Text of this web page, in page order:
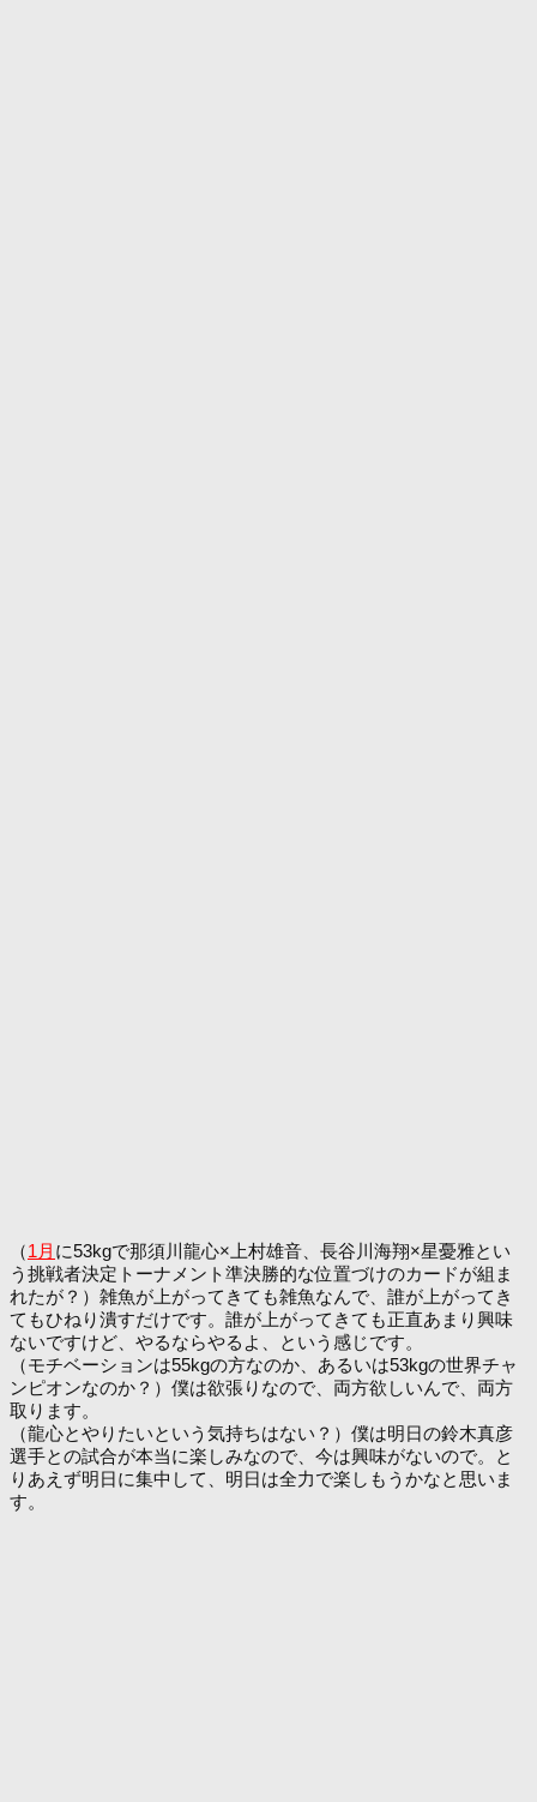
（1月 に53kgで那須川龍心×上村雄音、長谷川海翔×星憂雅とい
う挑戦者決定トーナメント準決勝的な位置づけのカードが組ま
れたが？）雑魚が上がってきても雑魚なんで、誰が上がってき
てもひねり潰すだけです。誰が上がってきても正直あまり興味
ないですけど、やるならやるよ、という感じです。
（モチベーションは55kgの方なのか、あるいは53kgの世界チャ
ンピオンなのか？）僕は欲張りなので、両方欲しいんで、両方
取ります。
（龍心とやりたいという気持ちはない？）僕は明日の鈴木真彦
選手との試合が本当に楽しみなので、今は興味がないので。と
りあえず明日に集中して、明日は全力で楽しもうかなと思いま
す。